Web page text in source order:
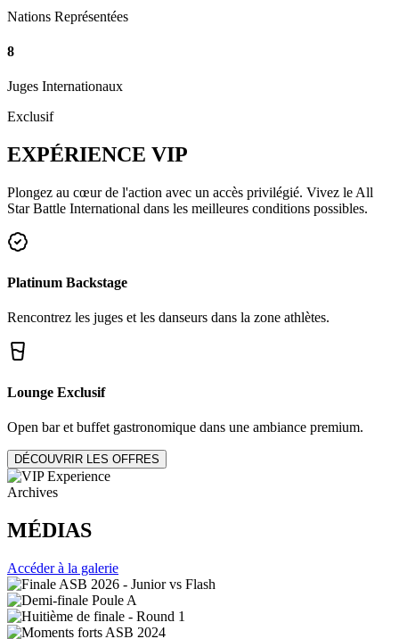
Nations Représentées
8
Juges Internationaux
Exclusif
EXPÉRIENCE VIP
Plongez au cœur de l'action avec un accès privilégié. Vivez le All
Star Battle International dans les meilleures conditions possibles.
Platinum Backstage
Rencontrez les juges et les danseurs dans la zone athlètes.
Lounge Exclusif
Open bar et buffet gastronomique dans une ambiance premium.
DÉCOUVRIR LES OFFRES
Archives
MÉDIAS
Accéder à la galerie